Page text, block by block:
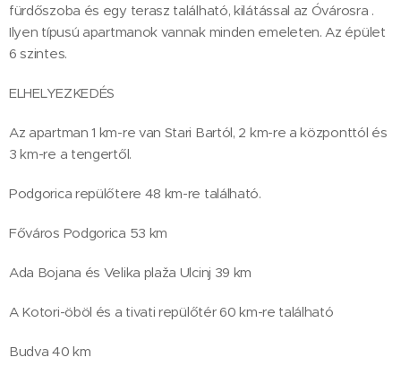
fürdőszoba és egy terasz található, kilátással az Óvárosra .
Ilyen típusú apartmanok vannak minden emeleten. Az épület
6 szintes.
ELHELYEZKEDÉS
Az apartman 1 km-re van Stari Bartól, 2 km-re a központtól és
3 km-re a tengertől.
Podgorica repülőtere 48 km-re található.
Főváros Podgorica 53 km
Ada Bojana és Velika plaža Ulcinj 39 km
A Kotori-öböl és a tivati ​​repülőtér 60 km-re található
Budva 40 km